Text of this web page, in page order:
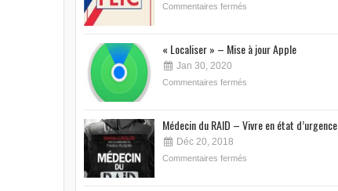
Commentaires fermés
« Localiser » – Mise à jour Apple
Jan 30, 2020
Commentaires fermés
Médecin du RAID – Vivre en état d’urgence
Déc 20, 2018
Commentaires fermés